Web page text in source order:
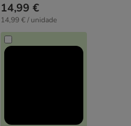
14,99 €
14,99 € / unidade